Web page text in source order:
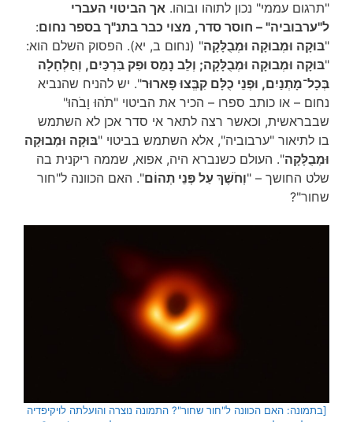
"תרגום עממי" נכון לתוהו ובוהו. אך הביטוי העברי
ל"ערבוביה" – חוסר סדר, מצוי כבר בתנ"ך בספר נחום:
"בּוּקָה וּמְבוּקָה וּמְבֻלָּקָה" (נחום ב, יא). הפסוק השלם הוא:
"בּוּקָה וּמְבוּקָה וּמְבֻלָּקָה; וְלֵב נָמֵס וּפִק בִּרְכַּיִם, וְחַלְחָלָה
בְּכָל־מָתְנַיִם, וּפְנֵי כֻלָּם קִבְְּצוּ פָארוּר". יש להניח שהנביא
נחום – או כותב ספרו – הכיר את הביטוי "תֹהוּ וָבֹהוּ"
שבבראשית, וכאשר רצה לתאר אי סדר אכן לא השתמש
בו לתיאור "ערבוביה", אלא השתמש בביטוי "בּוּקָה וּמְבוּקָה
וּמְבֻלָּקָה". העולם כשנברא היה, אפוא, שממה ריקנית בה
שלט החושך – "וְחֹשֶׁךְ עַל פְּנֵי תְהוֹם". האם הכוונה ל"חור
שחור"?
[בתמונה: האם הכוונה ל"חור שחור"? התמונה נוצרה והועלתה לויקיפדיה